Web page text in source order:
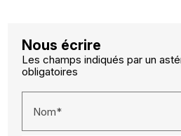
Nous écrire
Les champs indiqués par un
obligatoires
Nom*